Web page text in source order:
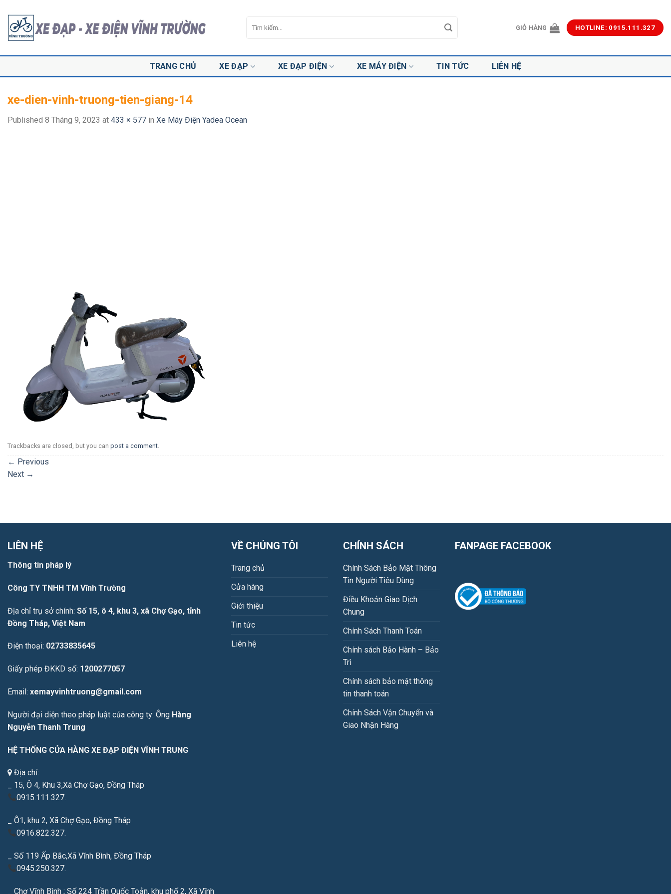
content
kiếm:
GIỎ HÀNG HOTLINE: 0915.111.327
TRANG CHỦ XE ĐẠP XE ĐẠP ĐIỆN XE MÁY ĐIỆN TIN TỨC LIÊN HỆ
xe-dien-vinh-truong-tien-giang-14
Published 8 Tháng 9, 2023 at 433 × 577 in Xe Máy Điện Yadea Ocean
Trackbacks are closed, but you can post a comment.
← Previous
Next →
LIÊN HỆ
Thông tin pháp lý
Công TY TNHH TM Vĩnh Trường
Địa chỉ trụ sở chính: Số 15, ô 4, khu 3, xã Chợ Gạo, tỉnh
Đồng Tháp, Việt Nam
Điện thoại: 02733835645
Giấy phép ĐKKD số: 1200277057
Email: xemayvinhtruong@gmail.com
Người đại diện theo pháp luật của công ty: Ông Hàng
Nguyễn Thanh Trung
HỆ THỐNG CỬA HÀNG XE ĐẠP ĐIỆN VĨNH TRUNG
Địa chỉ:
_ 15, Ô 4, Khu 3,Xã Chợ Gạo, Đồng Tháp
0915.111.327.
_ Ô1, khu 2, Xã Chợ Gạo, Đồng Tháp
0916.822.327.
_ Số 119 Ấp Bắc,Xã Vĩnh Bình, Đồng Tháp
0945.250.327.
_ Chợ Vĩnh Bình ; Số 224 Trần Quốc Toản, khu phố 2, Xã Vĩnh
VỀ CHÚNG TÔI
Trang chủ
Cửa hàng
Giới thiệu
Tin tức
Liên hệ
CHÍNH SÁCH
Chính Sách Bảo Mật Thông
Tin Người Tiêu Dùng
Điều Khoản Giao Dịch
Chung
Chính Sách Thanh Toán
Chính sách Bảo Hành – Bảo
Trì
Chính sách bảo mật thông
tin thanh toán
Chính Sách Vận Chuyển và
Giao Nhận Hàng
FANPAGE FACEBOOK